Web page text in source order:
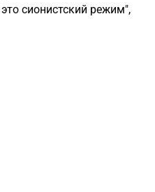
сионистский режим",